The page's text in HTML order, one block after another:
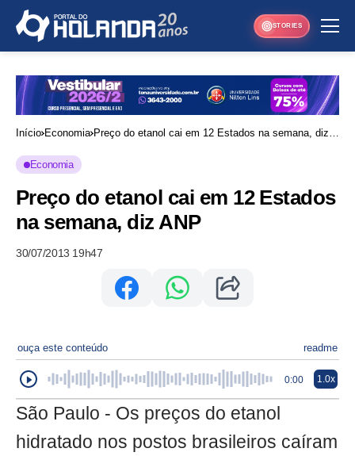
STORIES
Início Economia Preço do etanol cai em 12 Estados na semana, diz
Economia
Preço do etanol cai em 12 Estados
na semana, diz ANP
30/07/2013 19h47
ouça este conteúdo readme
0:00 1.0x
São Paulo - Os preços do etanol
hidratado nos postos brasileiros caíram